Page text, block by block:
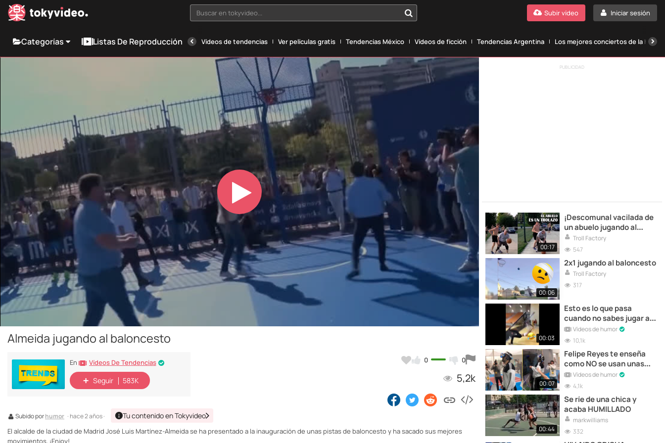
Buscar en tokyvideo... Iniciar sesión
Subir vídeo
Categorías Listas De Reproducción Vídeos de tendencias Ver películas gratis Tendencias México Vídeos de ficción Tendencias Argentina Los mejores conciertos de la
Play
Video
Almeida jugando al baloncesto
0 0
5,2k
En Vídeos De Tendencias
Seguir 583K
Subido porhumor · hace 2 años · Tu contenido en Tokyvideo
El alcalde de la ciudad de Madrid José Luis Martínez-Almeida se ha presentado a la inauguración de unas pistas de baloncesto y ha sacado sus mejores
movimientos. ¡Enjoy!
PUBLICIDAD
00:17
¡Descomunal vacilada de
un abuelo jugando al
baloncesto!
Troll Factory
547
00:06
2x1 jugando al baloncesto
Troll Factory
317
00:03
Esto es lo que pasa
cuando no sabes jugar al
baloncesto...
Vídeos de humor
10,1k
00:07
Felipe Reyes te enseña
como NO se usan unas
gafas VR
Vídeos de humor
4,1k
00:44
Se ríe de una chica y
acaba HUMILLADO
markwilliams
332